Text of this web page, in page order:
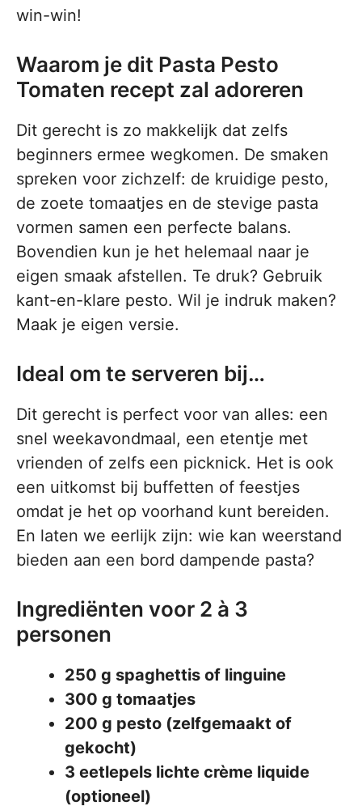
win-win!
Waarom je dit Pasta Pesto
Tomaten recept zal adoreren
Dit gerecht is zo makkelijk dat zelfs
beginners ermee wegkomen. De smaken
spreken voor zichzelf: de kruidige pesto,
de zoete tomaatjes en de stevige pasta
vormen samen een perfecte balans.
Bovendien kun je het helemaal naar je
eigen smaak afstellen. Te druk? Gebruik
kant-en-klare pesto. Wil je indruk maken?
Maak je eigen versie.
Ideal om te serveren bij…
Dit gerecht is perfect voor van alles: een
snel weekavondmaal, een etentje met
vrienden of zelfs een picknick. Het is ook
een uitkomst bij buffetten of feestjes
omdat je het op voorhand kunt bereiden.
En laten we eerlijk zijn: wie kan weerstand
bieden aan een bord dampende pasta?
Ingrediënten voor 2 à 3
personen
250 g spaghettis of linguine
300 g tomaatjes
200 g pesto (zelfgemaakt of
gekocht)
3 eetlepels lichte crème liquide
(optioneel)